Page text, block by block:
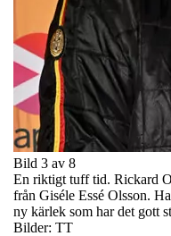
Bild 3 av 8
En riktigt tuff tid. Rickard
från Giséle Essé Olsson.
ny kärlek som har det gott
Bilder: TT